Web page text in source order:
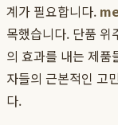
계가 필요합니다.
목했습니다. 단품 위
의 효과를 내는 제품
자들의 근본적인 고
다.